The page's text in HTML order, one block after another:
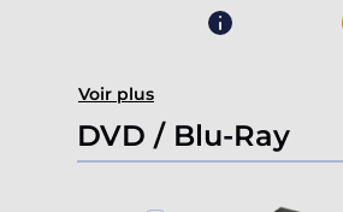
Voir plus
DVD / Blu-Ray